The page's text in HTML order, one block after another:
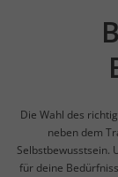
Die Wahl des
neben dem
Selbstbewusstsein.
für deine